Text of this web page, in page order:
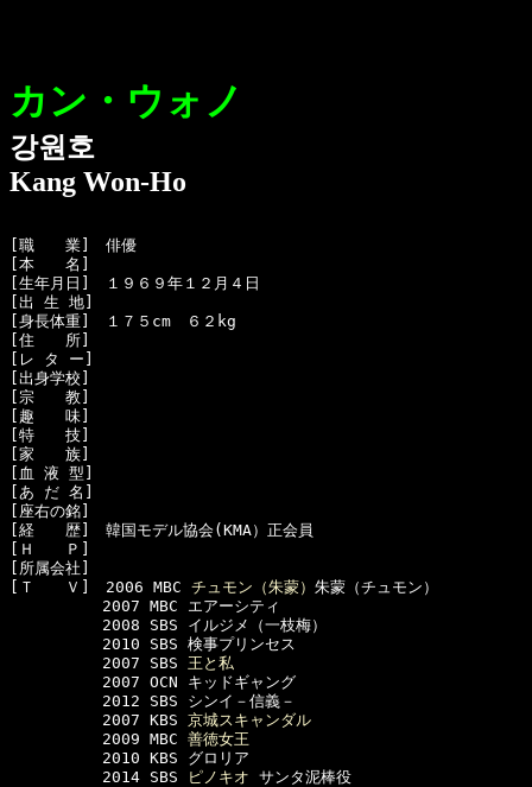
カン・ウォノ
강원호
Kang Won-Ho
[職　　業]　俳優
[本　　名]
[生年月日]　１９６９年１２月４日
[出 生 地]
[身長体重]　１７５cm　６２kg
[住　　所]
[レ タ ー]
[出身学校]
[宗　　教]
[趣　　味]
[特　　技]
[家　　族]
[血 液 型]
[あ だ 名]
[座右の銘]
[経　　歴]　韓国モデル協会(KMA）正会員
[Ｈ　　Ｐ]
[所属会社]
[Ｔ　　Ｖ]　2006 MBC チュモン（朱蒙） 朱蒙（チュモン）
2007 MBC エアーシティ
2008 SBS イルジメ（一枝梅）
2010 SBS 検事プリンセス
2007 SBS 王と私
2007 OCN キッドギャング
2012 SBS シンイ－信義－
2007 KBS 京城スキャンダル
2009 MBC 善徳女王
2010 KBS グロリア
2014 SBS
ピノキオ サンタ泥棒役